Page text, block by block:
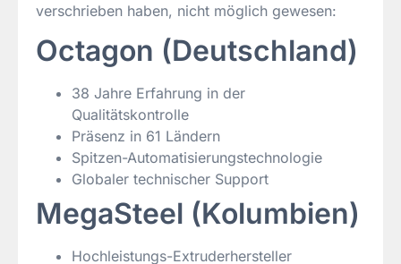
verschrieben haben, nicht möglich gewesen:
Octagon (Deutschland)
38 Jahre Erfahrung in der
Qualitätskontrolle
Präsenz in 61 Ländern
Spitzen-Automatisierungstechnologie
Globaler technischer Support
MegaSteel (Kolumbien)
Hochleistungs-Extruderhersteller